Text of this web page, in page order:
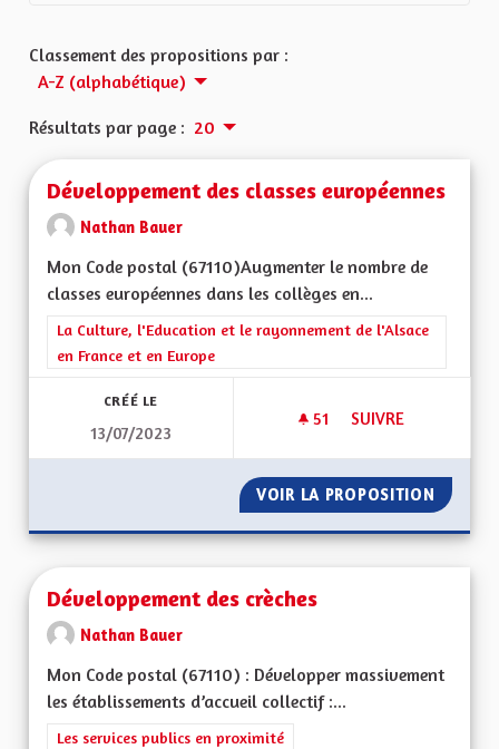
Classement des propositions par :
A-Z (alphabétique)
Résultats par page : 20
Développement des classes européennes
Nathan Bauer
Mon Code postal (67110)Augmenter le nombre de
classes européennes dans les collèges en...
Filtrer les résultats de la catégorie : La Culture, l'Education et
La Culture, l'Education et le rayonnement de l'Alsace
en France et en Europe
CRÉÉ LE
13/07/2023
51 51 ABONNÉS
SUIVRE
VOIR LA PROPOSITION
Développement des crèches
Nathan Bauer
Mon Code postal (67110) : Développer massivement
les établissements d’accueil collectif :...
Filtrer les résultats de la catégorie : Les services publics en
Les services publics en proximité